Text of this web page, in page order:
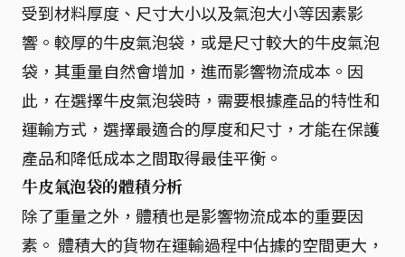
受到材料厚度、尺寸大小以及氣泡大小等因素影
響。較厚的牛皮氣泡袋，或是尺寸較大的牛皮氣泡
袋，其重量自然會增加，進而影響物流成本。因
此，在選擇牛皮氣泡袋時，需要根據產品的特性和
運輸方式，選擇最適合的厚度和尺寸，才能在保護
產品和降低成本之間取得最佳平衡。
牛皮氣泡袋的體積分析
除了重量之外，體積也是影響物流成本的重要因
素。 體積大的貨物在運輸過程中佔據的空間更大，